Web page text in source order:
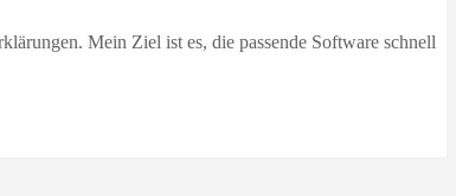
Mein Ziel ist es, die passende Software schnell